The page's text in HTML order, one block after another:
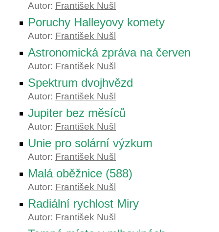
Autor: František Nušl
Poruchy Halleyovy komety
Autor: František Nušl
Astronomická zpráva na červen
Autor: František Nušl
Spektrum dvojhvězd
Autor: František Nušl
Jupiter bez měsíců
Autor: František Nušl
Unie pro solární výzkum
Autor: František Nušl
Malá oběžnice (588)
Autor: František Nušl
Radiální rychlost Miry
Autor: František Nušl